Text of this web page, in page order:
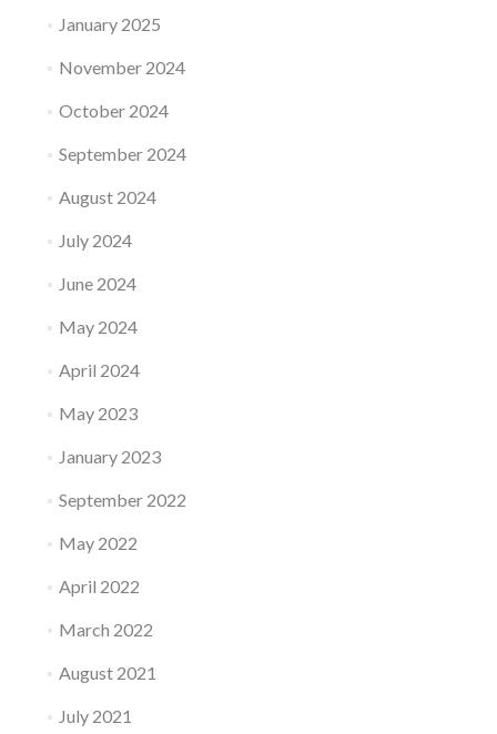
January 2025
November 2024
October 2024
September 2024
August 2024
July 2024
June 2024
May 2024
April 2024
May 2023
January 2023
September 2022
May 2022
April 2022
March 2022
August 2021
July 2021